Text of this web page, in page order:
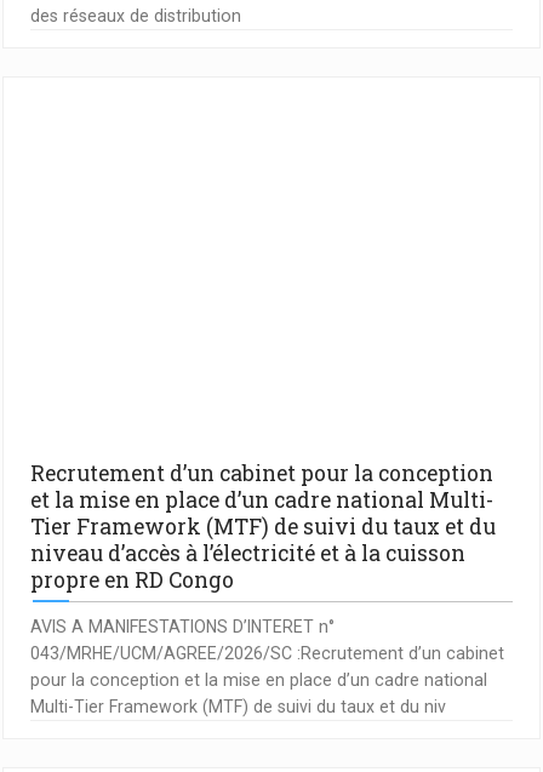
des réseaux de distribution
Recrutement d’un cabinet pour la conception
et la mise en place d’un cadre national Multi-
Tier Framework (MTF) de suivi du taux et du
niveau d’accès à l’électricité et à la cuisson
propre en RD Congo
AVIS A MANIFESTATIONS D’INTERET n°
043/MRHE/UCM/AGREE/2026/SC :Recrutement d’un cabinet
pour la conception et la mise en place d’un cadre national
Multi-Tier Framework (MTF) de suivi du taux et du niv